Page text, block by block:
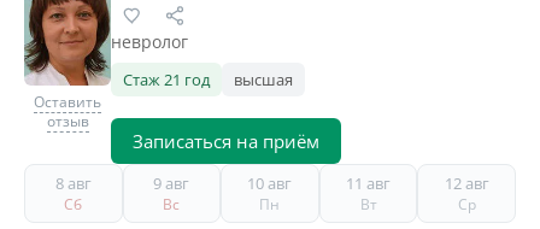
Оставить
отзыв
невролог
Стаж 21 год высшая
Записаться на приём
8 авг
Сб
9 авг
Вс
10 авг
Пн
11 авг
Вт
12 авг
Ср